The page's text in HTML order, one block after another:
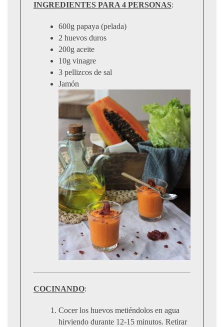
INGREDIENTES PARA 4 PERSONAS:
600g papaya (pelada)
2 huevos duros
200g aceite
10g vinagre
3 pellizcos de sal
Jamón
COCINANDO:
Cocer los huevos metiéndolos en agua
hirviendo durante 12-15 minutos. Retirar